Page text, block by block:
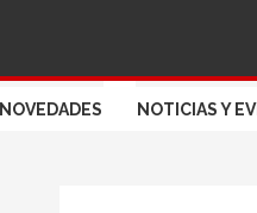
NOVEDADES NOTICIAS Y